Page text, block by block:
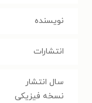
نویسنده
انتشارات
سال انتشار
نسخه فیزیکی